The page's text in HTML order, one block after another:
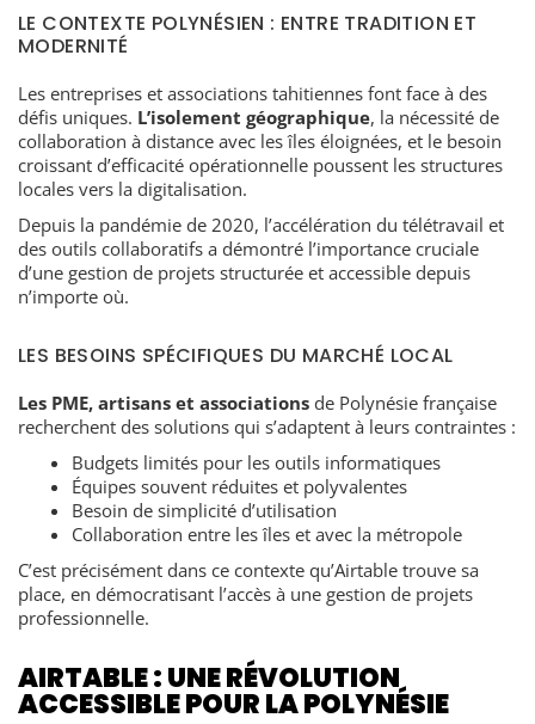
LE CONTEXTE POLYNÉSIEN : ENTRE TRADITION ET
MODERNITÉ
Les entreprises et associations tahitiennes font face à des
défis uniques. L’isolement géographique, la nécessité de
collaboration à distance avec les îles éloignées, et le besoin
croissant d’efficacité opérationnelle poussent les structures
locales vers la digitalisation.
Depuis la pandémie de 2020, l’accélération du télétravail et
des outils collaboratifs a démontré l’importance cruciale
d’une gestion de projets structurée et accessible depuis
n’importe où.
LES BESOINS SPÉCIFIQUES DU MARCHÉ LOCAL
Les PME, artisans et associations de Polynésie française
recherchent des solutions qui s’adaptent à leurs contraintes :
Budgets limités pour les outils informatiques
Équipes souvent réduites et polyvalentes
Besoin de simplicité d’utilisation
Collaboration entre les îles et avec la métropole
C’est précisément dans ce contexte qu’Airtable trouve sa
place, en démocratisant l’accès à une gestion de projets
professionnelle.
AIRTABLE : UNE RÉVOLUTION
ACCESSIBLE POUR LA POLYNÉSIE